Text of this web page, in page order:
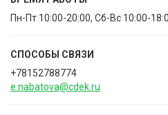
Пн-Пт 10:00-20:00, Сб-Вс 10:00-
СПОСОБЫ CВЯЗИ
+78152788774
e.nabatova@cdek.ru